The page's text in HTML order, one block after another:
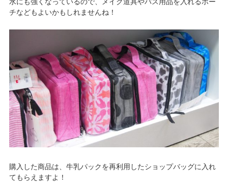
水にも強くなっているので、メイク道具やバス用品を入れるポー
チなどもよいかもしれませんね！
購入した商品は、牛乳パックを再利用したショップバッグに入れ
てもらえますよ！